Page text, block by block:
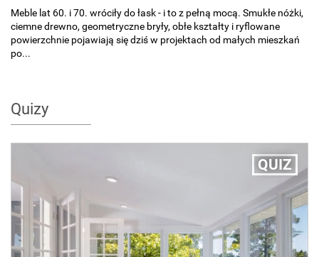
Meble lat 60. i 70. wróciły do łask - i to z pełną mocą. Smukłe nóżki,
ciemne drewno, geometryczne bryły, obłe kształty i ryflowane
powierzchnie pojawiają się dziś w projektach od małych mieszkań
po...
Quizy
QUIZ